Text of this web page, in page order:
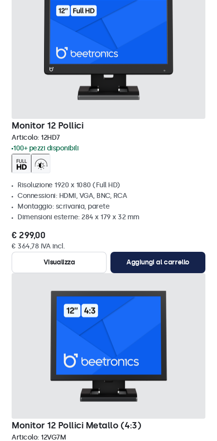
Monitor 12 Pollici
Articolo: 12HD7
100+ pezzi disponibili
Risoluzione 1920 x 1080 (Full HD)
Connessioni: HDMI, VGA, BNC, RCA
Montaggio: scrivania, parete
Dimensioni esterne: 284 x 179 x 32 mm
€ 299,00
€ 364,78 IVA incl.
Visualizza
Aggiungi al carrello
Monitor 12 Pollici Metallo (4:3)
Articolo: 12VG7M